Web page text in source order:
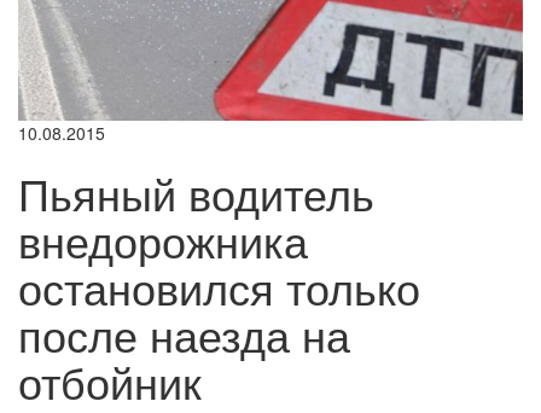
10.08.2015
Пьяный водитель
внедорожника
остановился только
после наезда на
отбойник